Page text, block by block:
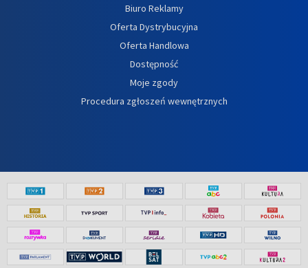
Biuro Reklamy
Oferta Dystrybucyjna
Oferta Handlowa
Dostępność
Moje zgody
Procedura zgłoszeń wewnętrznych